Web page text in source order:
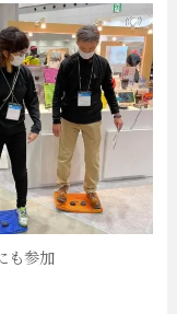
も参加